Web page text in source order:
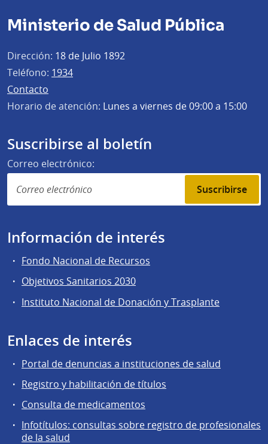
Ministerio de Salud Pública
Dirección: 18 de Julio 1892
Teléfono: 1934
Contacto
Horario de atención: Lunes a viernes de 09:00 a 15:00
Suscribirse al boletín
Correo electrónico:
Suscribirse
Información de interés
Fondo Nacional de Recursos
Objetivos Sanitarios 2030
Instituto Nacional de Donación y Trasplante
Enlaces de interés
Portal de denuncias a instituciones de salud
Registro y habilitación de títulos
Consulta de medicamentos
Infotítulos: consultas sobre registro de profesionales
de la salud